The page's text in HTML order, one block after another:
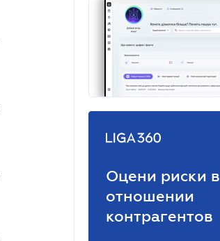
Оцени риски в
отношении
контрагентов